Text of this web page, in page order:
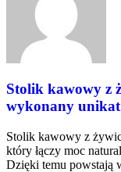
Stolik kawowy z
wykonany
Stolik kawowy z
który łączy moc
Dzięki temu powstają